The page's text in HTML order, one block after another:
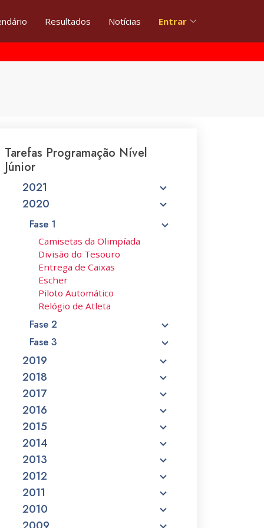
Resultados Notícias Entrar
Tarefas Programação Nível
Júnior
2021
2020
Fase 1
Camisetas da Olimpíada
Divisão do Tesouro
Entrega de Caixas
Escher
Piloto Automático
Relógio de Atleta
Fase 2
Fase 3
2019
2018
2017
2016
2015
2014
2013
2012
2011
2010